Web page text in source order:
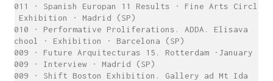
2011 · Spanish Europan 11 Results · Fine Arts Circle
· Exhibition · Madrid (SP)
2010 · Performative Proliferations. ADDA. Elisava
School · Exhibition · Barcelona (SP)
2009 · Future Arquitecturas 15. Rotterdam ·January
2009 · Interview · Madrid (SP)
2009 · Shift Boston Exhibition. Gallery ad Mt Ida